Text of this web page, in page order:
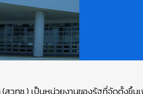
วทช.) เป็นหน่วยงานของรัฐที่จัดตั้งขึ้